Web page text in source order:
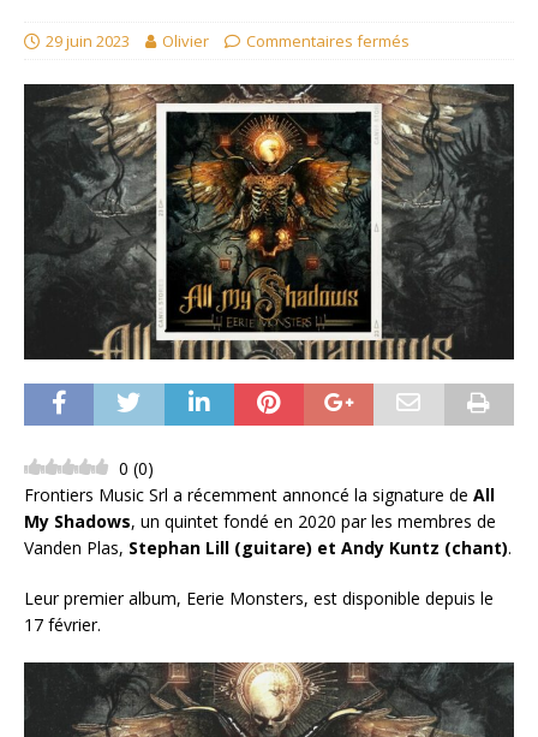
29 juin 2023 Olivier Commentaires fermés
0 (0)
Frontiers Music Srl a récemment annoncé la signature de All
My Shadows, un quintet fondé en 2020 par les membres de
Vanden Plas, Stephan Lill (guitare) et Andy Kuntz (chant).
Leur premier album, Eerie Monsters, est disponible depuis le
17 février.